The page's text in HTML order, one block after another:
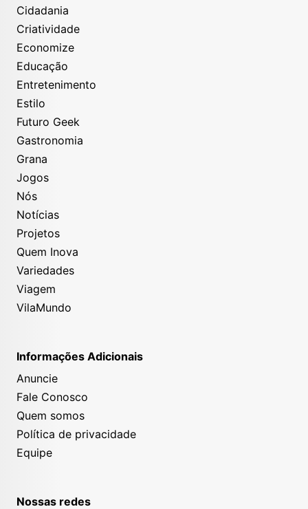
Cidadania
Criatividade
Economize
Educação
Entretenimento
Estilo
Futuro Geek
Gastronomia
Grana
Jogos
Nós
Notícias
Projetos
Quem Inova
Variedades
Viagem
VilaMundo
Informações Adicionais
Anuncie
Fale Conosco
Quem somos
Política de privacidade
Equipe
Nossas redes